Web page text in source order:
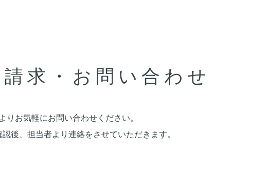
請求・お問い合わせ
りお気軽にお問い合わせください。
後、担当者より連絡をさせていただきます。